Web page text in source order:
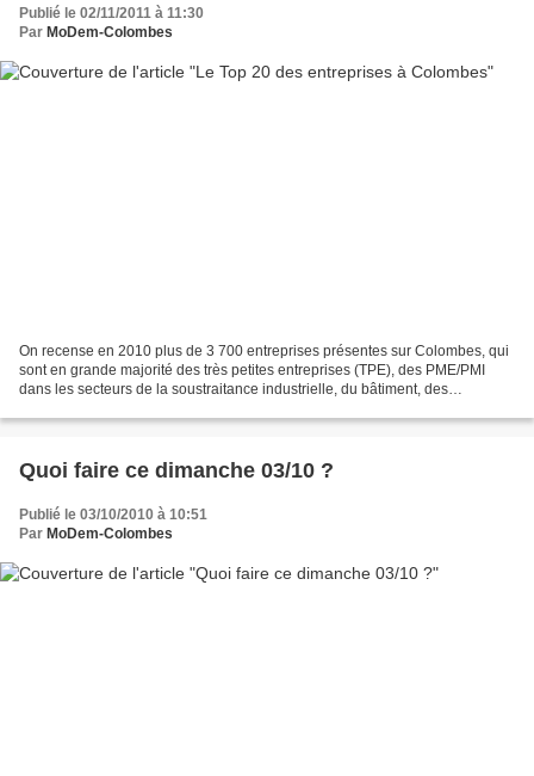
Publié le 02/11/2011 à 11:30
Par MoDem-Colombes
On recense en 2010 plus de 3 700 entreprises présentes sur Colombes, qui
sont en grande majorité des très petites entreprises (TPE), des PME/PMI
dans les secteurs de la soustraitance industrielle, du bâtiment, des
Quoi faire ce dimanche 03/10 ?
Publié le 03/10/2010 à 10:51
Par MoDem-Colombes